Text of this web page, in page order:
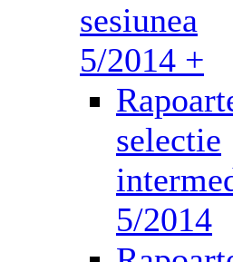
sesiunea
5/2014 +
selectie
5/2014